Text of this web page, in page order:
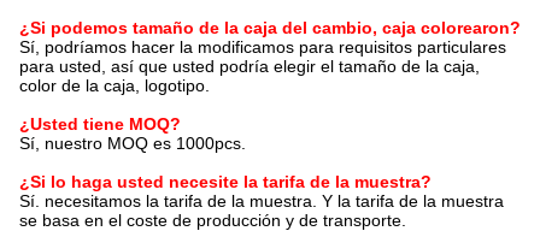
¿Si podemos tamaño de la caja del cambio, caja colorearon?
Sí, podríamos hacer la modificamos para requisitos particulares
para usted, así que usted podría elegir el tamaño de la caja,
color de la caja, logotipo.
¿Usted tiene MOQ?
Sí, nuestro MOQ es 1000pcs.
¿Si lo haga usted necesite la tarifa de la muestra?
Sí. necesitamos la tarifa de la muestra. Y la tarifa de la muestra
se basa en el coste de producción y de transporte.